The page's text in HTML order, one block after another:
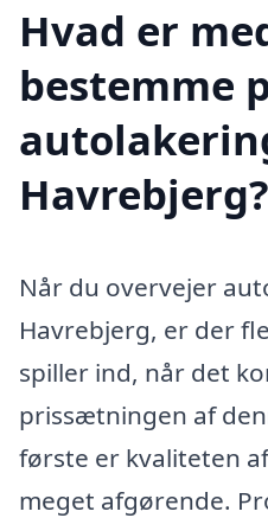
Hvad er
bestemme
Havrebjerg?
Når du overvejer
Havrebjerg, er der
spiller ind, når det
prissætningen af
første er kvaliteten
meget afgørende.